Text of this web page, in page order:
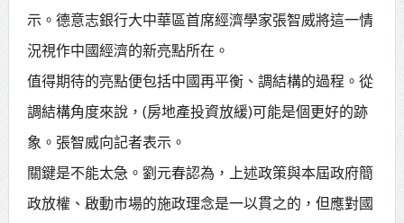
示。德意志銀行大中華區首席經濟學家張智威將這一情
況視作中國經濟的新亮點所在。
值得期待的亮點便包括中國再平衡、調結構的過程。從
調結構角度來說，(房地產投資放緩)可能是個更好的跡
象。張智威向記者表示。
關鍵是不能太急。劉元春認為，上述政策與本屆政府簡
政放權、啟動市場的施政理念是一以貫之的，但應對國